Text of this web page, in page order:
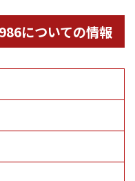
についての情報